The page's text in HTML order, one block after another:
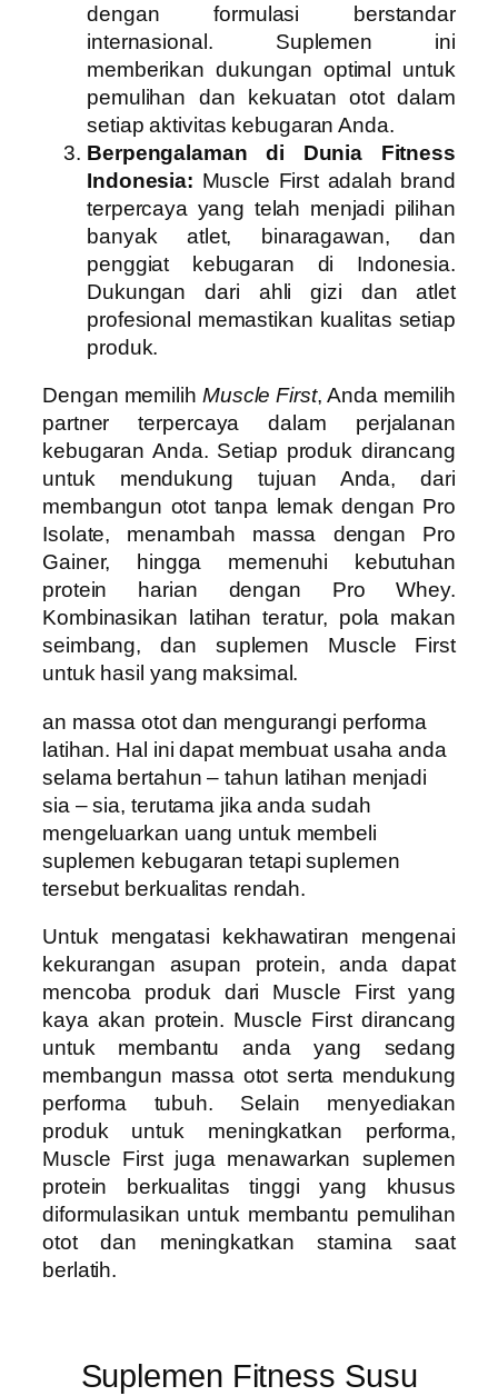
dengan formulasi berstandar
internasional. Suplemen ini
memberikan dukungan optimal untuk
pemulihan dan kekuatan otot dalam
setiap aktivitas kebugaran Anda.
Berpengalaman di Dunia Fitness
Indonesia: Muscle First adalah brand
terpercaya yang telah menjadi pilihan
banyak atlet, binaragawan, dan
penggiat kebugaran di Indonesia.
Dukungan dari ahli gizi dan atlet
profesional memastikan kualitas setiap
produk.
Dengan memilih Muscle First, Anda memilih
partner terpercaya dalam perjalanan
kebugaran Anda. Setiap produk dirancang
untuk mendukung tujuan Anda, dari
membangun otot tanpa lemak dengan Pro
Isolate, menambah massa dengan Pro
Gainer, hingga memenuhi kebutuhan
protein harian dengan Pro Whey.
Kombinasikan latihan teratur, pola makan
seimbang, dan suplemen Muscle First
untuk hasil yang maksimal.
an massa otot dan mengurangi performa
latihan. Hal ini dapat membuat usaha anda
selama bertahun – tahun latihan menjadi
sia – sia, terutama jika anda sudah
mengeluarkan uang untuk membeli
suplemen kebugaran tetapi suplemen
tersebut berkualitas rendah.
Untuk mengatasi kekhawatiran mengenai
kekurangan asupan protein, anda dapat
mencoba produk dari Muscle First yang
kaya akan protein. Muscle First dirancang
untuk membantu anda yang sedang
membangun massa otot serta mendukung
performa tubuh. Selain menyediakan
produk untuk meningkatkan performa,
Muscle First juga menawarkan suplemen
protein berkualitas tinggi yang khusus
diformulasikan untuk membantu pemulihan
otot dan meningkatkan stamina saat
berlatih.
Suplemen Fitness Susu